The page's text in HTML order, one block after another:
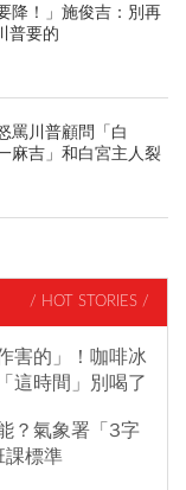
降！」施俊吉：別再
普要的
罵川普顧問「白
麻吉」和白宮主人裂
/ HOT STORIES /
害的」！咖啡冰
這時間」別喝了
？氣象署「3字
課標準